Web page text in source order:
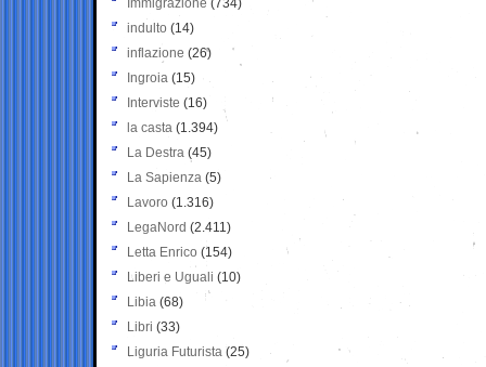
Immigrazione (734)
indulto (14)
inflazione (26)
Ingroia (15)
Interviste (16)
la casta (1.394)
La Destra (45)
La Sapienza (5)
Lavoro (1.316)
LegaNord (2.411)
Letta Enrico (154)
Liberi e Uguali (10)
Libia (68)
Libri (33)
Liguria Futurista (25)